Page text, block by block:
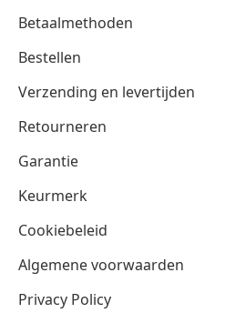
Betaalmethoden
Bestellen
Verzending en levertijden
Retourneren
Garantie
Keurmerk
Cookiebeleid
Algemene voorwaarden
Privacy Policy